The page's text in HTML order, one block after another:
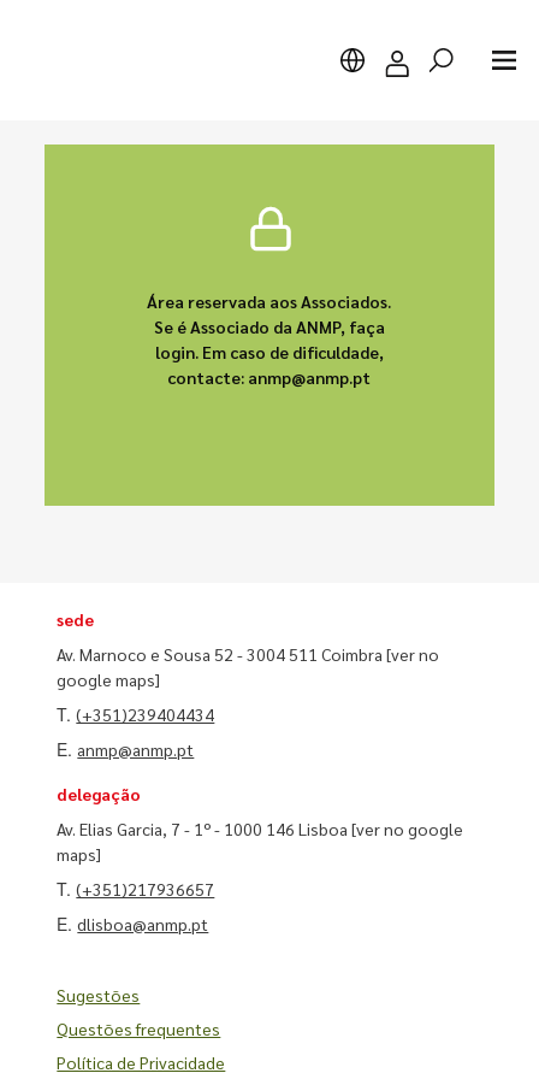
Área reservada aos Associados.
Se é Associado da ANMP, faça
login. Em caso de dificuldade,
contacte: anmp@anmp.pt
sede
Av. Marnoco e Sousa 52 - 3004 511 Coimbra[ver no
google maps]
T.(+351)239404434
E. anmp@anmp.pt
delegação
Av. Elias Garcia, 7 - 1º - 1000 146 Lisboa[ver no google
maps]
T.(+351)217936657
E.dlisboa@anmp.pt
Sugestões
Questões frequentes
Política de Privacidade